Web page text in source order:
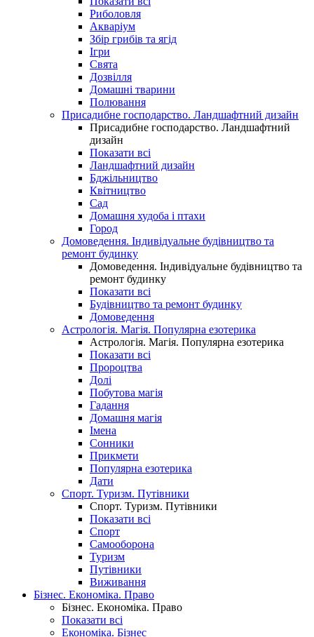
Риболовля
Акваріум
Збір грибів та ягід
Ігри
Свята
Дозвілля
Домашні тварини
Полювання
Присадибне господарство. Ландшафтний дизайн
Присадибне господарство. Ландшафтний
дизайн
Показати всі
Ландшафтний дизайн
Бджільництво
Квітництво
Сад
Домашня худоба і птахи
Город
Домоведення. Індивідуальне будівництво та
ремонт будинку
Домоведення. Індивідуальне будівництво та
ремонт будинку
Показати всі
Будівництво та ремонт будинку
Домоведення
Астрологія. Магія. Популярна езотерика
Астрологія. Магія. Популярна езотерика
Показати всі
Пророцтва
Долі
Побутова магія
Гадання
Домашня магія
Імена
Сонники
Прикмети
Популярна езотерика
Дати
Спорт. Туризм. Путівники
Спорт. Туризм. Путівники
Показати всі
Спорт
Самооборона
Туризм
Путівники
Виживання
Бізнес. Економіка. Право
Бізнес. Економіка. Право
Показати всі
Економіка. Бізнес